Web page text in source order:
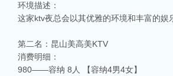
环境描述：
这家ktv夜总会以其优雅的环境和丰富的
第二名：昆山美高美KTV
消费明细：
980——容纳 8人 【容纳4男4女】